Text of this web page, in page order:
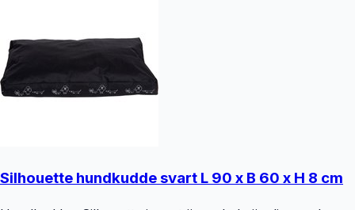
Silhouette hundkudde svart L 90 x B 60 x H 8 cm